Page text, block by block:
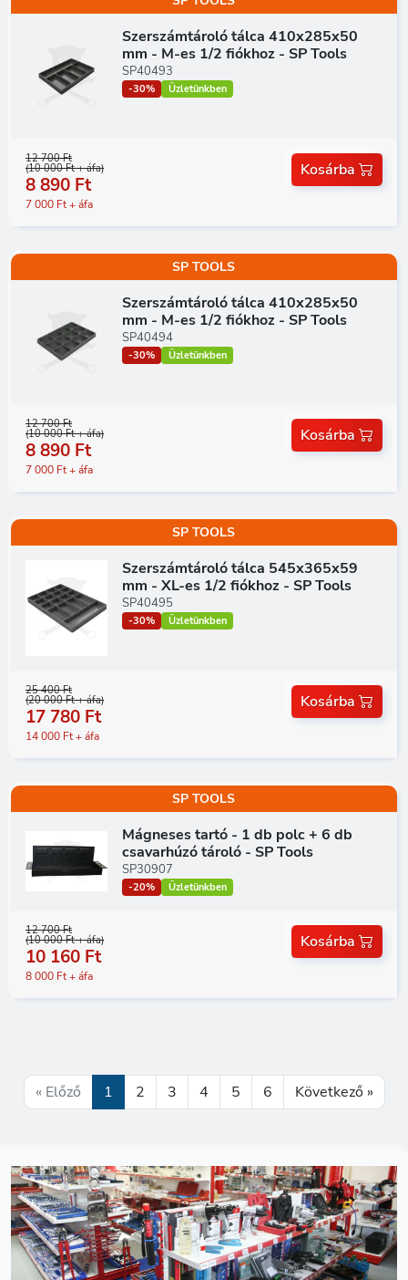
Szerszámtároló tálca 410x285x50
mm - M-es 1/2 fiókhoz - SP Tools
SP40493
-30% Üzletünkben
12 700 Ft
(10 000 Ft + áfa)
8 890 Ft
7 000 Ft + áfa
Kosárba
SP TOOLS
Szerszámtároló tálca 410x285x50
mm - M-es 1/2 fiókhoz - SP Tools
SP40494
-30% Üzletünkben
12 700 Ft
(10 000 Ft + áfa)
8 890 Ft
7 000 Ft + áfa
Kosárba
SP TOOLS
Szerszámtároló tálca 545x365x59
mm - XL-es 1/2 fiókhoz - SP Tools
SP40495
-30% Üzletünkben
25 400 Ft
(20 000 Ft + áfa)
17 780 Ft
14 000 Ft + áfa
Kosárba
SP TOOLS
Mágneses tartó - 1 db polc + 6 db
csavarhúzó tároló - SP Tools
SP30907
-20% Üzletünkben
12 700 Ft
(10 000 Ft + áfa)
10 160 Ft
8 000 Ft + áfa
Kosárba
« Előző 1 2 3 4 5 6 Következő »